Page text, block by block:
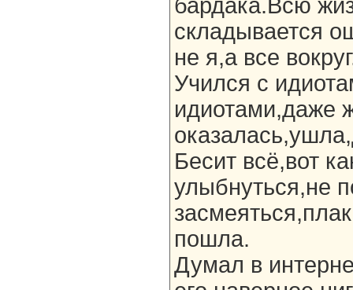
бардака.Всю
складывается
не я,а все
Учился с
идиотами,даже
Бесит всё,вот
улыбнуться,не
пошла.
Думал в